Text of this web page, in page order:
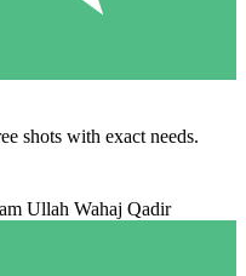
shots with exact needs.
Ullah Wahaj Qadir